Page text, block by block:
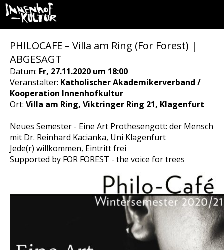
PHILOCAFE – Villa am Ring (For Forest) |
ABGESAGT
Datum: Fr, 27.11.2020 um 18:00
Veranstalter: Katholischer Akademikerverband /
Kooperation Innenhofkultur
Ort: Villa am Ring, Viktringer Ring 21, Klagenfurt
Neues Semester - Eine Art Prothesengott: der Mensch
mit Dr. Reinhard Kacianka, Uni Klagenfurt
Jede(r) willkommen, Eintritt frei
Supported by FOR FOREST - the voice for trees